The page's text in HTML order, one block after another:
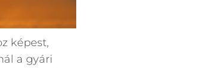
képest,
a gyári